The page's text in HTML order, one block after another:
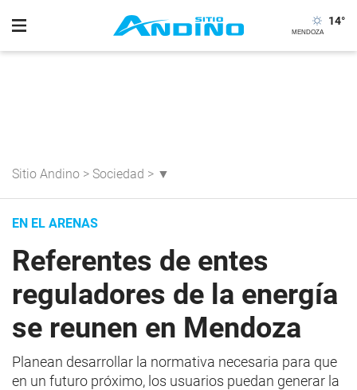
14°
Sitio Andino > Sociedad > ▼
EN EL ARENAS
Referentes de entes
reguladores de la energía
se reunen en Mendoza
Planean desarrollar la normativa necesaria para que
en un futuro próximo, los usuarios puedan generar la